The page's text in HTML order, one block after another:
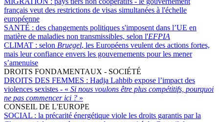
français veut des restrictions de visas simultanées à l'échelle
européenne
SANTÉ : des changements politiques s'imposent dans l’UE en
matière de maladies non transmissibles, selon l'EFPIA
CLIMAT : selon Bruegel, les Européens veulent des actions fortes,
mais leur confiance envers les gouvernements pour les mener
s’amenuise
DROITS FONDAMENTAUX - SOCIÉTÉ
DROITS DES FEMMES : Hadja Lahbib expose l’impact des
violences sexistes - « Si nous voulons être plus compétitifs, pourquoi
ne pas commencer ici ? »
CONSEIL DE L'EUROPE
SOCIAL : la précarité énergétique viole les droits garantis par la